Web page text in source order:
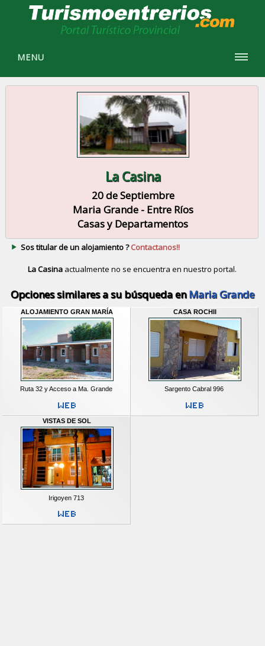
MENU
La Casina
20 de Septiembre
Maria Grande - Entre Ríos
Casas y Departamentos
Sos titular de un alojamiento ?Contactanos!!
La Casina actualmente no se encuentra en nuestro portal.
Opciones similares a su búsqueda enMaria Grande
ALOJAMIENTO GRAN MARÍA
Ruta 32 y Acceso a Ma. Grande
CASA ROCHII
Sargento Cabral 996
VISTAS DE SOL
Irigoyen 713